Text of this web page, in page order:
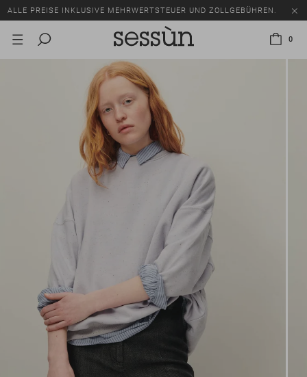
ALLE PREISE INKLUSIVE MEHRWERTSTEUER UND ZOLLGEBÜHREN.
SALE: BIS ZU -50% AUF EINE AUSWAHL AN ARTIKELN.
0